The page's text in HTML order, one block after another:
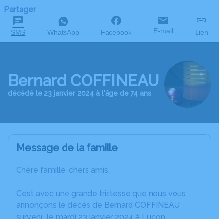
Partager
SMS WhatsApp Facebook E-mail Lien
Bernard COFFINEAU
décédé le 23 janvier 2024 à l'âge de 74 ans
Message de la famille
Chère famille, chers amis,
C’est avec une grande tristesse que nous vous
annonçons le décès de Bernard COFFINEAU
survenu le mardi 23 janvier 2024 à Luçon.